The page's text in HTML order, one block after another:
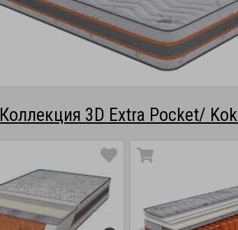
Коллекция 3D Extra Pocket/